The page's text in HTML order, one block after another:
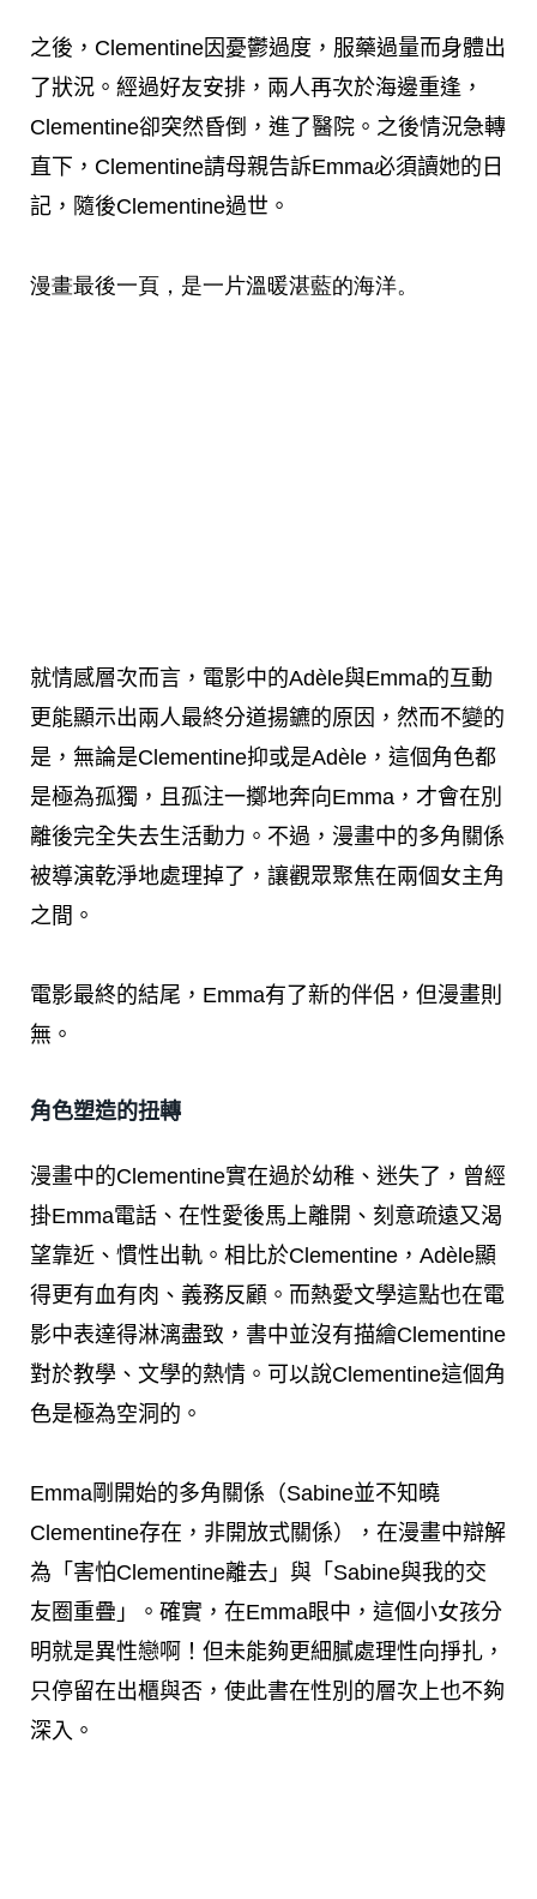
之後，Clementine因憂鬱過度，服藥過量而身體出
了狀況。經過好友安排，兩人再次於海邊重逢，
Clementine卻突然昏倒，進了醫院。之後情況急轉
直下，Clementine請母親告訴Emma必須讀她的日
記，隨後Clementine過世。
漫畫最後一頁，是一片溫暖湛藍的海洋。
就情感層次而言，電影中的Adèle與Emma的互動
更能顯示出兩人最終分道揚鑣的原因，然而不變的
是，無論是Clementine抑或是Adèle，這個角色都
是極為孤獨，且孤注一擲地奔向Emma，才會在別
離後完全失去生活動力。不過，漫畫中的多角關係
被導演乾淨地處理掉了，讓觀眾聚焦在兩個女主角
之間。
電影最終的結尾，Emma有了新的伴侶，但漫畫則
無。
角色塑造的扭轉
漫畫中的Clementine實在過於幼稚、迷失了，曾經
掛Emma電話、在性愛後馬上離開、刻意疏遠又渴
望靠近、慣性出軌。相比於Clementine，Adèle顯
得更有血有肉、義務反顧。而熱愛文學這點也在電
影中表達得淋漓盡致，書中並沒有描繪Clementine
對於教學、文學的熱情。可以說Clementine這個角
色是極為空洞的。
Emma剛開始的多角關係（Sabine並不知曉
Clementine存在，非開放式關係），在漫畫中辯解
為「害怕Clementine離去」與「Sabine與我的交
友圈重疊」。確實，在Emma眼中，這個小女孩分
明就是異性戀啊！但未能夠更細膩處理性向掙扎，
只停留在出櫃與否，使此書在性別的層次上也不夠
深入。